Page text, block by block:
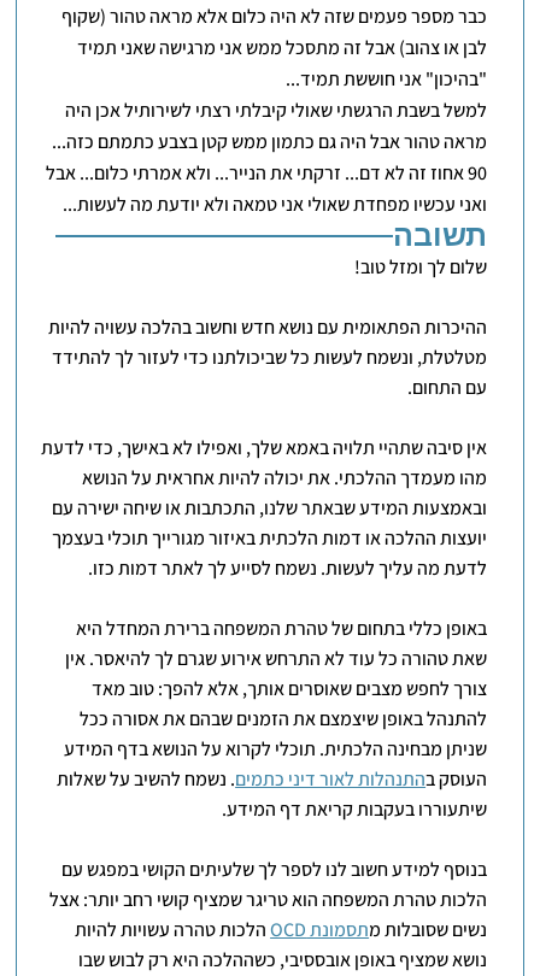
כבר מספר פעמים שזה לא היה כלום אלא מראה טהור (שקוף
לבן או צהוב) אבל זה מתסכל ממש אני מרגישה שאני תמיד
"בהיכון" אני חוששת תמיד...
למשל בשבת הרגשתי שאולי קיבלתי רצתי לשירותיל אכן היה
מראה טהור אבל היה גם כתמון ממש קטן בצבע כתמתם כזה...
90 אחוז זה לא דם... זרקתי את הנייר... ולא אמרתי כלום... אבל
ואני עכשיו מפחדת שאולי אני טמאה ולא יודעת מה לעשות...
תשובה
שלום לך ומזל טוב!
ההיכרות הפתאומית עם נושא חדש וחשוב בהלכה עשויה להיות
מטלטלת, ונשמח לעשות כל שביכולתנו כדי לעזור לך להתידד
עם התחום.
אין סיבה שתהיי תלויה באמא שלך, ואפילו לא באישך, כדי לדעת
מהו מעמדך ההלכתי. את יכולה להיות אחראית על הנושא
ובאמצעות המידע שבאתר שלנו, התכתבות או שיחה ישירה עם
יועצות ההלכה או דמות הלכתית באיזור מגורייך תוכלי בעצמך
לדעת מה עליך לעשות. נשמח לסייע לך לאתר דמות כזו.
באופן כללי בתחום של טהרת המשפחה ברירת המחדל היא
שאת טהורה כל עוד לא התרחש אירוע שגרם לך להיאסר. אין
צורך לחפש מצבים שאוסרים אותך, אלא להפך: טוב מאד
להתנהל באופן שיצמצם את הזמנים שבהם את אסורה ככל
שניתן מבחינה הלכתית. תוכלי לקרוא על הנושא בדף המידע
העוסק בהתנהלות לאור דיני כתמים. נשמח להשיב על שאלות
שיתעוררו בעקבות קריאת דף המידע.
בנוסף למידע חשוב לנו לספר לך שלעיתים הקושי במפגש עם
הלכות טהרת המשפחה הוא טריגר שמציף קושי רחב יותר: אצל
נשים שסובלות מתסמונת OCD
הלכות טהרה עשויות להיות
נושא שמציף באופן אובססיבי, כשההלכה היא רק לבוש שבו